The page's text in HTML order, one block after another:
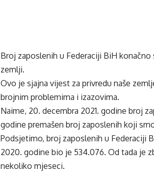
Broj zaposlenih u Federaciji BiH
zemlji.
Ovo je sjajna vijest za privredu naše
brojnim problemima i izazovima.
Naime, 20. decembra 2021. godine broj
godine premašen broj zaposlenih koji
Podsjetimo, broj zaposlenih u Federaciji
2020. godine bio je 534.076. Od tada je
nekoliko mjeseci.